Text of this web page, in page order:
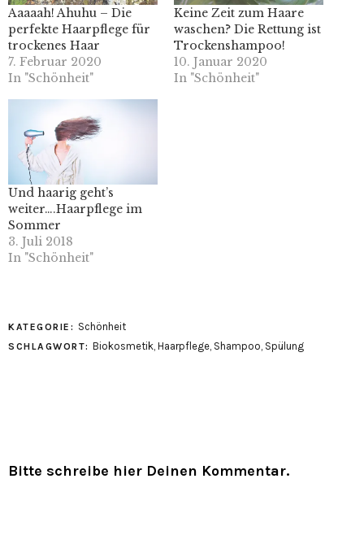
Aaaaah! Ahuhu – Die
perfekte Haarpflege für
trockenes Haar
7. Februar 2020
In "Schönheit"
Keine Zeit zum Haare
waschen? Die Rettung ist
Trockenshampoo!
10. Januar 2020
In "Schönheit"
Und haarig geht’s
weiter….Haarpflege im
Sommer
3. Juli 2018
In "Schönheit"
KATEGORIE: Schönheit
SCHLAGWORT: Biokosmetik Haarpflege Shampoo Spülung
Bitte schreibe hier Deinen Kommentar.